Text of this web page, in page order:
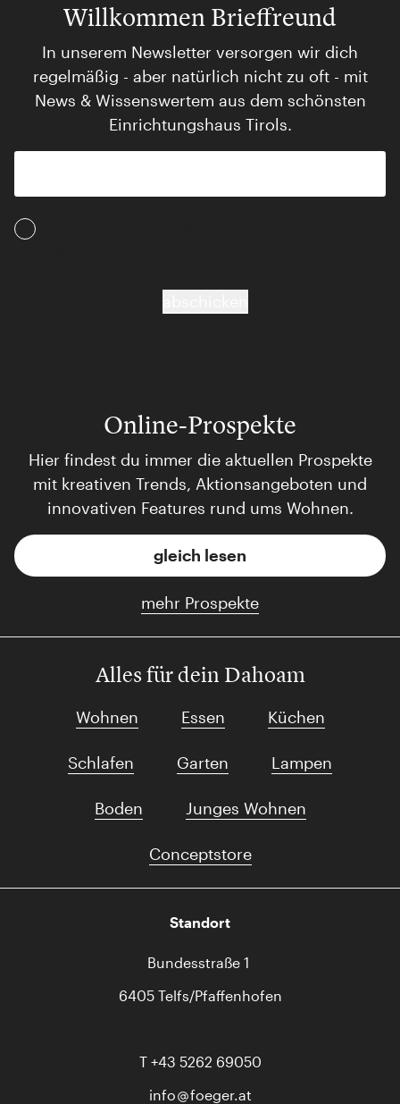
Willkommen Brieffreund
In unserem Newsletter versorgen wir dich
regelmäßig - aber natürlich nicht zu oft - mit
News & Wissenswertem aus dem schönsten
Einrichtungshaus Tirols.
Online-Prospekte
Hier findest du immer die aktuellen Prospekte
mit kreativen Trends, Aktionsangeboten und
innovativen Features rund ums Wohnen.
gleich lesen
mehr Prospekte
Alles für dein Dahoam
Wohnen Essen Küchen
Schlafen Garten Lampen
Boden Junges Wohnen
Conceptstore
Standort
Bundesstraße 1
6405 Telfs/Pfaffenhofen
T +43 5262 69050
info
foeger.at